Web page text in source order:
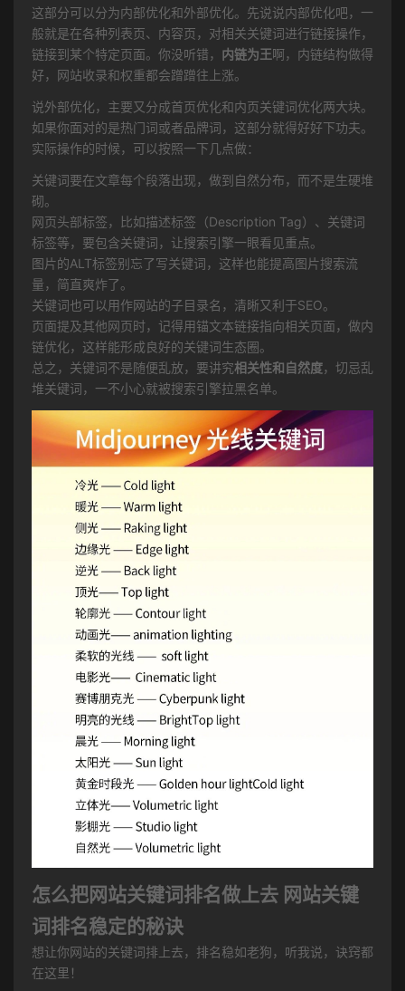
这部分可以分为内部优化和外部优化。先说说内部优化吧，一
般就是在各种列表页、内容页，对相关关键词进行链接操作，
链接到某个特定页面。你没听错，
内链为王 啊，内链结构做得
好，网站收录和权重都会蹭蹭往上涨。
说外部优化，主要又分成首页优化和内页关键词优化两大块。
如果你面对的是热门词或者品牌词，这部分就得好好下功夫。
实际操作的时候，可以按照一下几点做：
关键词要在文章每个段落出现，做到自然分布，而不是生硬堆
砌。
网页头部标签，比如描述标签（Description Tag）、关键词
标签等，要包含关键词，让搜索引擎一眼看见重点。
图片的ALT标签别忘了写关键词，这样也能提高图片搜索流
量，简直爽炸了。
关键词也可以用作网站的子目录名，清晰又利于SEO。
页面提及其他网页时，记得用锚文本链接指向相关页面，做内
链优化，这样能形成良好的关键词生态圈。
总之，关键词不是随便乱放，要讲究相关性和自然度，切忌乱
堆关键词，一不小心就被搜索引擎拉黑名单。
怎么把网站关键词排名做上去 网站关键
词排名稳定的秘诀
想让你网站的关键词排上去，排名稳如老狗，听我说，诀窍都
在这里！